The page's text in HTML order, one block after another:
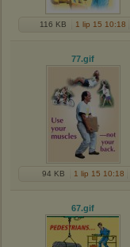
116 KB 1 lip 15 10:18
77.gif
94 KB 1 lip 15 10:18
67.gif